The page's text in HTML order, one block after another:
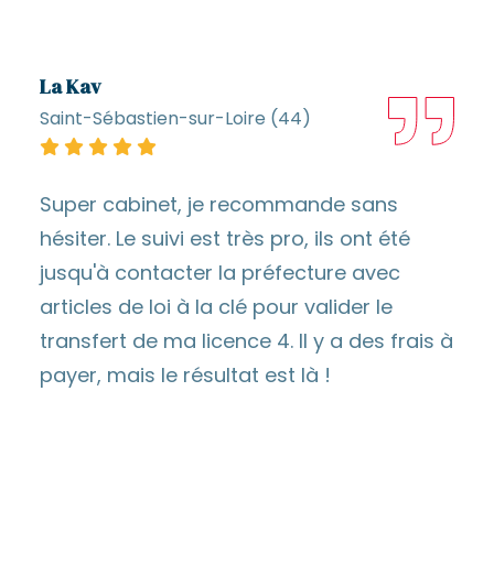
La Kav
Saint-Sébastien-sur-Loire (44)
Super cabinet, je recommande sans
hésiter. Le suivi est très pro, ils ont été
jusqu'à contacter la préfecture avec
articles de loi à la clé pour valider le
transfert de ma licence 4. Il y a des frais à
payer, mais le résultat est là !